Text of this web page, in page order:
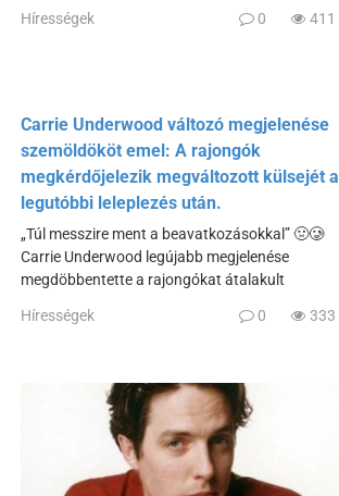
Hírességek 0 411
Carrie Underwood változó megjelenése
szemöldököt emel: A rajongók
megkérdőjelezik megváltozott külsejét a
legutóbbi leleplezés után.
„Túl messzire ment a beavatkozásokkal” 🤢🥲
Carrie Underwood legújabb megjelenése
megdöbbentette a rajongókat átalakult
Hírességek 0 333